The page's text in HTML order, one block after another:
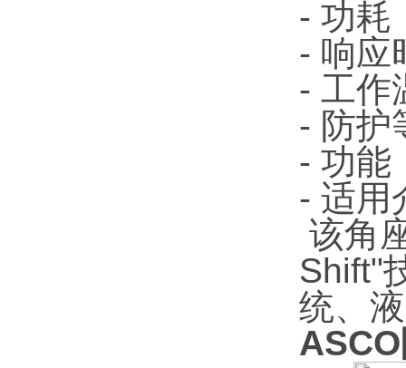
- 功耗
- 响应
- 工作
- 防护
- 功能
- 适用
该角
Shift"
统、